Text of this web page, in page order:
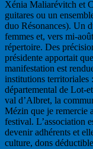
Xénia Maliarévitch et
guitares ou un
duo Résonances). Un
femmes et, vers mi-
répertoire. Des
présidente apportait
manifestation est
institutions territoriales
départemental de Lot-
val d’Albret, la
Mézin que je remercie
festival. L’association
devenir adhérents et
culture, dons